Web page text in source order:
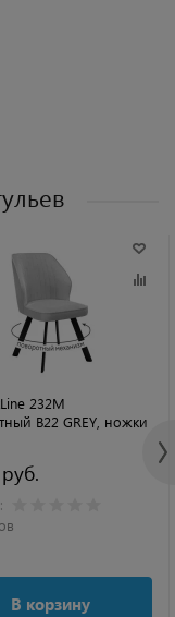
232M
B22 GREY, ножки
В корзину